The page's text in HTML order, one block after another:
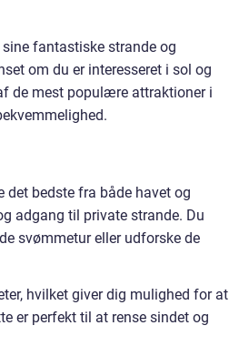
fantastiske strande og
om du er interesseret i sol og
de mest populære attraktioner i
bedste fra både havet og
adgang til private strande. Du
svømmetur eller udforske de
hvilket giver dig mulighed for at
er perfekt til at rense sindet og